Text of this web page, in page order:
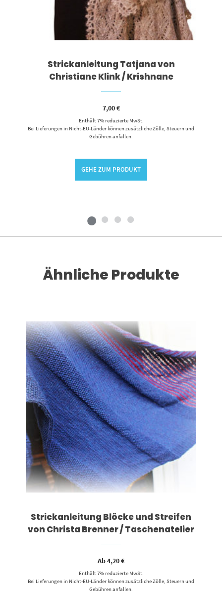
Strickanleitung Tatjana von
Christiane Klink / Krishnane
7,00€
Enthält 7% reduzierte MwSt.
Bei Lieferungen in Nicht-EU-Länder können zusätzliche Zölle, Steuern und
Gebühren anfallen.
GEHE ZUM PRODUKT
Ähnliche Produkte
Dieses Produkt weist mehrere Varianten auf. Die Optionen können auf der Produktseite gewählt werden
Strickanleitung Blöcke und Streifen
von Christa Brenner / Taschenatelier
Ab4,20€
Enthält 7% reduzierte MwSt.
Bei Lieferungen in Nicht-EU-Länder können zusätzliche Zölle, Steuern und
Gebühren anfallen.